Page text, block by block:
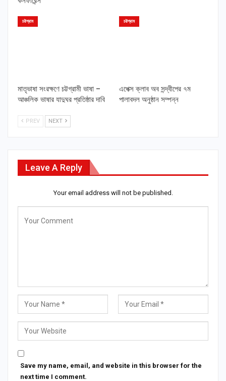
চট্টগ্রাম
মাতৃভাষা সংরক্ষণে চট্টগ্রামী ভাষা –
আঞ্চলিক ভাষার যাদুঘর প্রতিষ্ঠার দাবি
চট্টগ্রাম
এপেক্স ক্লাব অব সন্দ্বীপের ৭ম
পালাবদল অনুষ্ঠান সম্পন্ন
PREV NEXT
Leave A Reply
Your email address will not be published.
Save my name, email, and website in this browser for the
next time I comment.